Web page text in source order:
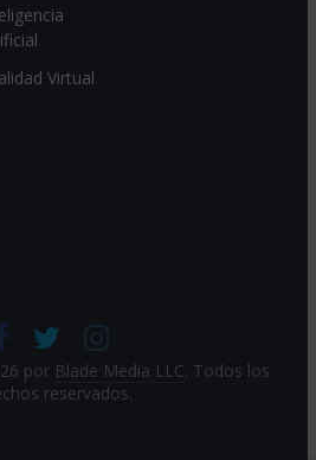
Virtual
por Blade Media LLC. Todos los
reservados.